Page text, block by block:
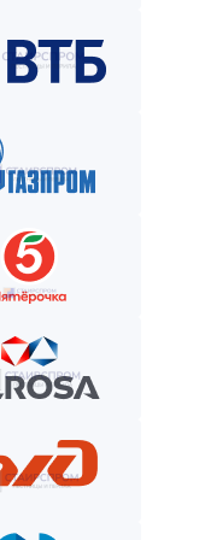
по телефону.
и монтажа.
—